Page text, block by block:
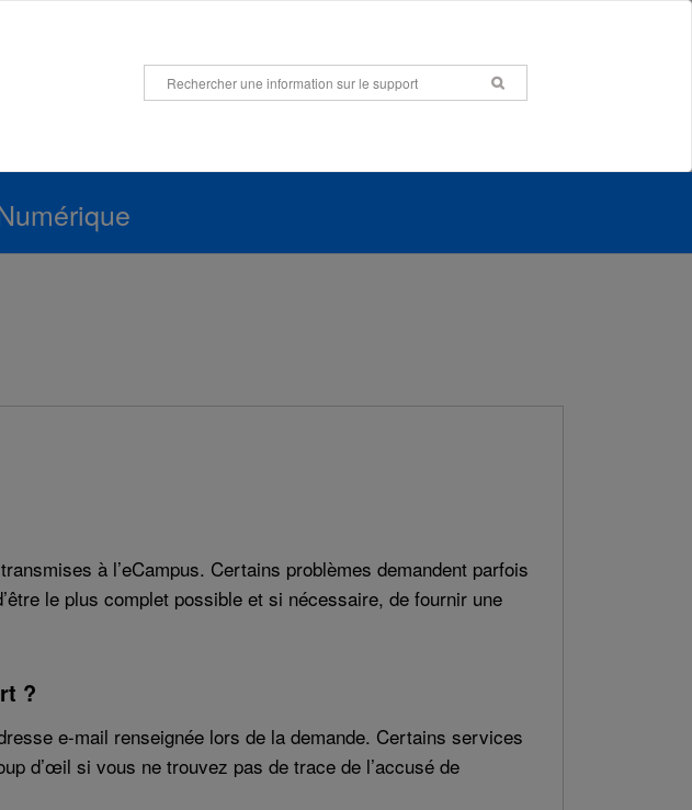
à l’eCampus. Certains problèmes demandent parfois
le plus complet possible et si nécessaire, de fournir une
?
e-mail renseignée lors de la demande. Certains services
d’œil si vous ne trouvez pas de trace de l’accusé de